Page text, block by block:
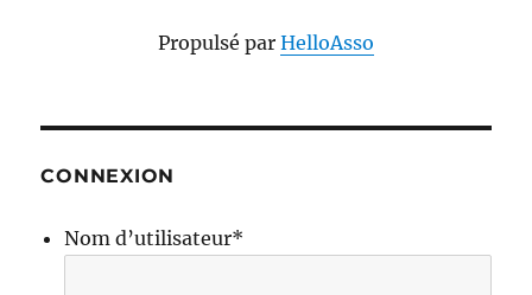
Propulsé par HelloAsso
CONNEXION
Nom d’utilisateur*